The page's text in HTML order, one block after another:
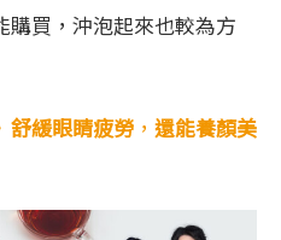
買，沖泡起來也較為方
舒緩眼睛疲勞 ， 還能養顏美